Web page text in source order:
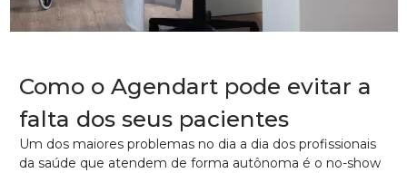
Como o Agendart pode evitar a
falta dos seus pacientes
Um dos maiores problemas no dia a dia dos profissionais
da saúde que atendem de forma autônoma é o no-show